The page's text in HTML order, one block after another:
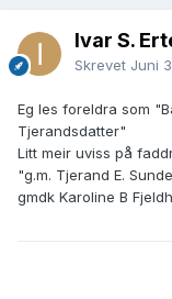
Ivar S.
Skrevet Juni 3
Eg les foreldra som
Tjerandsdatter"
Litt meir uviss på
"g.m. Tjerand E.
gmdk Karoline B